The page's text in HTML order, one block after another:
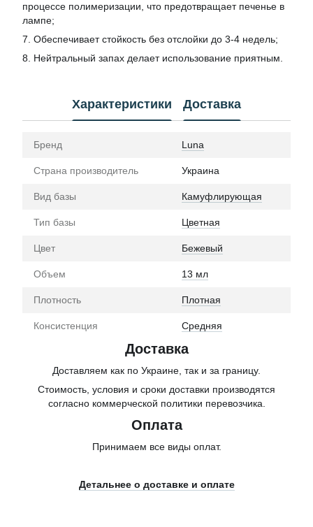
процессе полимеризации, что предотвращает печенье в
лампе;
7. Обеспечивает стойкость без отслойки до 3-4 недель;
8. Нейтральный запах делает использование приятным.
Характеристики Доставка
Бренд Luna
Страна производитель Украина
Вид базы Камуфлирующая
Тип базы Цветная
Цвет Бежевый
Объем 13 мл
Плотность Плотная
Консистенция Средняя
Доставка
Доставляем как по Украине, так и за границу.
Стоимость, условия и сроки доставки производятся
согласно коммерческой политики перевозчика.
Оплата
Принимаем все виды оплат.
Детальнее о доставке и оплате